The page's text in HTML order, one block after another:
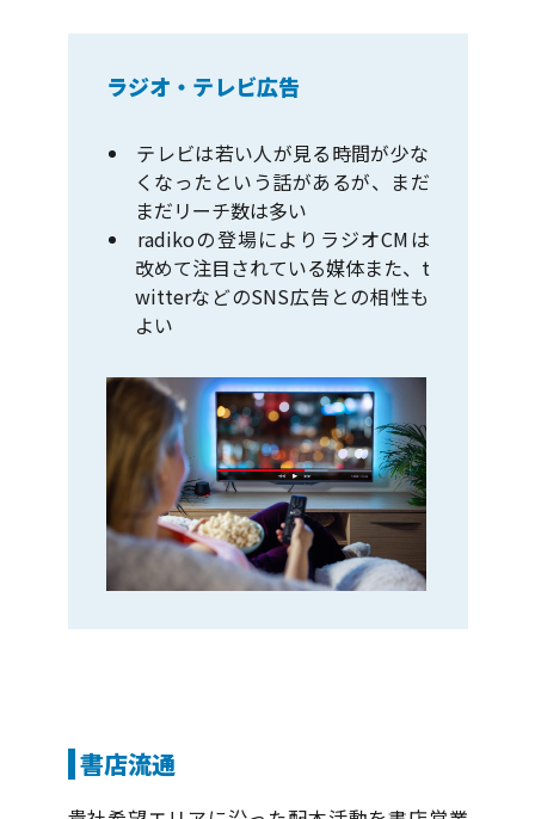
ラジオ・テレビ広告
テレビは若い人が見る時間が少な
くなったという話があるが、まだ
まだリーチ数は多い
radikoの登場によりラジオCMは
改めて注目されている媒体また、t
witterなどのSNS広告との相性も
よい
書店流通